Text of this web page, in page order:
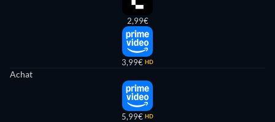
2,99€
3,99€ HD
Achat
5,99€ HD